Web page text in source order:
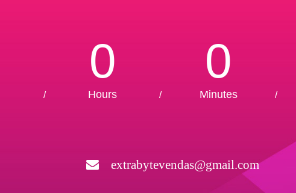
/
0
Hours /
0
Minutes /
extrabytevendas@gmail.com